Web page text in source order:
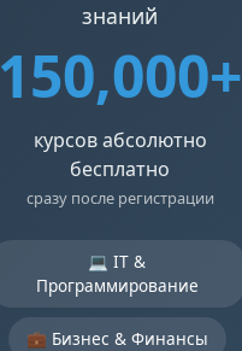
знаний
150,000+
курсов абсолютно
бесплатно
сразу после регистрации
💻 IT &
Программирование
💼 Бизнес & Финансы